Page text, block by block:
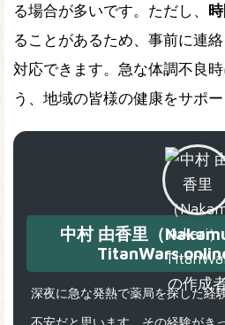
る場合が多いです。ただし、
ることがあるため、事前に連
対応できます。急な体調不良
う、地域の皆様の健康をサポー
中村 由香里（
深夜に急な発熱で薬局を探した経
不安だと思います。その経験がき